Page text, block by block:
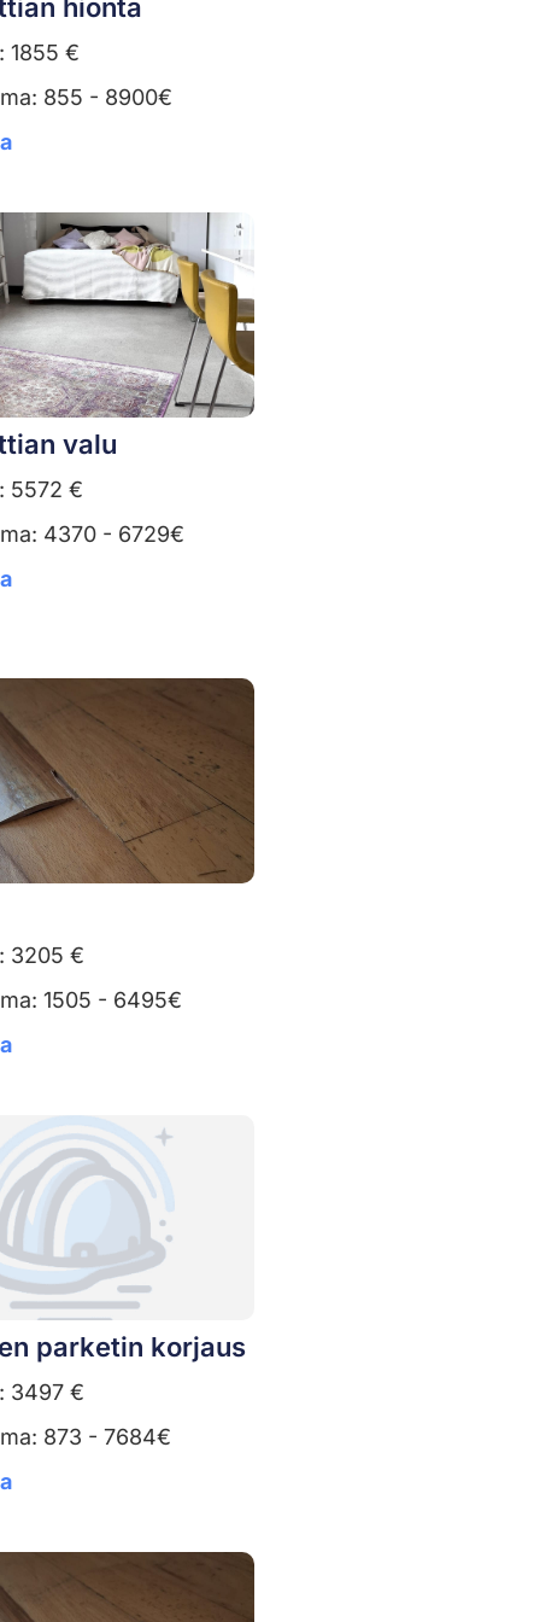
hionta
1855 €
855 - 8900€
valu
5572 €
4370 - 6729€
3205 €
1505 - 6495€
parketin korjaus
3497 €
873 - 7684€